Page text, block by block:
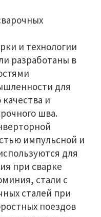
и технологии
разработаны в
для
и
шва.
импульсной и
для
при сварке
стали с
сталей при
поездов